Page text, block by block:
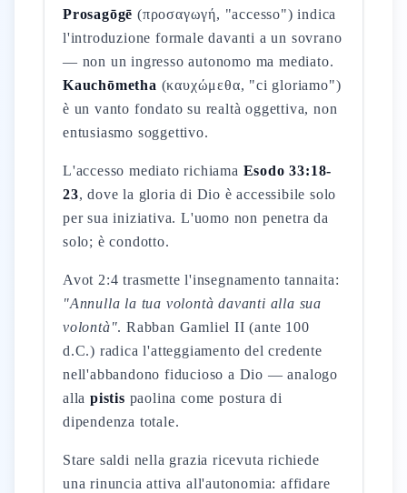
Prosagōgē (προσαγωγή, "accesso") indica
l'introduzione formale davanti a un sovrano
— non un ingresso autonomo ma mediato.
Kauchōmetha (καυχώμεθα, "ci gloriamo")
è un vanto fondato su realtà oggettiva, non
entusiasmo soggettivo.
L'accesso mediato richiama Esodo 33:18-
23, dove la gloria di Dio è accessibile solo
per sua iniziativa. L'uomo non penetra da
solo; è condotto.
Avot 2:4 trasmette l'insegnamento tannaita:
"Annulla la tua volontà davanti alla sua
volontà". Rabban Gamliel II (ante 100
d.C.) radica l'atteggiamento del credente
nell'abbandono fiducioso a Dio — analogo
alla pistis paolina come postura di
dipendenza totale.
Stare saldi nella grazia ricevuta richiede
una rinuncia attiva all'autonomia: affidare